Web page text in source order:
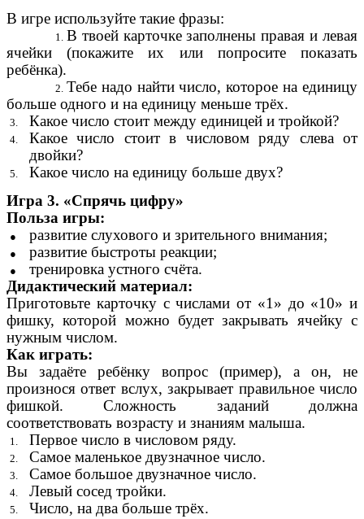
В игре используйте такие фразы:
В твоей карточке заполнены правая и левая
ячейки (покажите их или попросите показать
ребёнка).
Тебе надо найти число, которое на единицу
больше одного и на единицу меньше трёх.
Какое число стоит между единицей и тройкой?
Какое число стоит в числовом ряду слева от
двойки?
Какое число на единицу больше двух?
Игра 3. «Спрячь цифру»
Польза игры:
развитие слухового и зрительного внимания;
развитие быстроты реакции;
тренировка устного счёта.
Дидактический материал:
Приготовьте карточку с числами от «1» до «10» и
фишку, которой можно будет закрывать ячейку с
нужным числом.
Как играть:
Вы задаёте ребёнку вопрос (пример), а он, не
произнося ответ вслух, закрывает правильное число
фишкой. Сложность заданий должна
соответствовать возрасту и знаниям малыша.
Первое число в числовом ряду.
Самое маленькое двузначное число.
Самое большое двузначное число.
Левый сосед тройки.
Число, на два больше трёх.